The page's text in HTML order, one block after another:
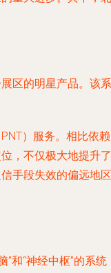
区的明星产品。该
）服务。相比依
不仅极大地提升
手段失效的偏远地
和“神经中枢”的系